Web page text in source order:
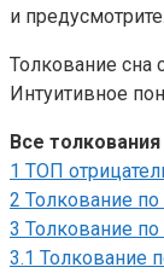
и
Толкование сна
Интуитивное
Все толкования
1 ТОП
2 Толкование
3 Толкование
3.1 Толкование